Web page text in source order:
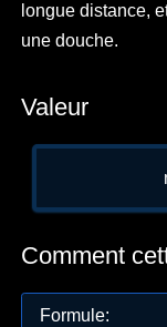
longue distance,
une douche.
Valeur
Comment
Formule: